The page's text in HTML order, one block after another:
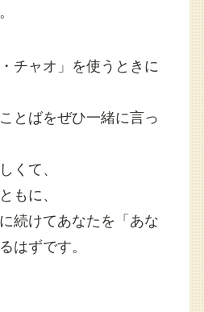
チャオ」を使うときに
とばをぜひ一緒に言っ
くて、
もに、
続けてあなたを「あな
はずです。